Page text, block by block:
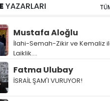
YAZARLARI
Mustafa Aloğlu
İlahi-Semah-Zikir ve Kemaliz
Laiklik….
Fatma Ulubay
İSRAİL ŞAM'I VURUYOR!